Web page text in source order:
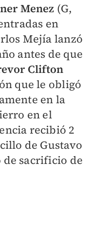
Menez (G,
en
Mejía lanzó
antes de que
Clifton
que le obligó
en la
en el
recibió 2
de Gustavo
de sacrificio de